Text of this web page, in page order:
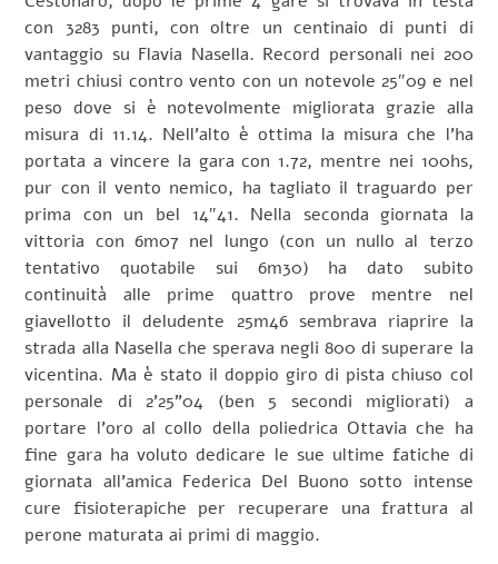
con 3283 punti, con oltre un centinaio di punti di
vantaggio su Flavia Nasella. Record personali nei 200
metri chiusi contro vento con un notevole 25″09 e nel
peso dove si è notevolmente migliorata grazie alla
misura di 11.14. Nell’alto è ottima la misura che l’ha
portata a vincere la gara con 1.72, mentre nei 100hs,
pur con il vento nemico, ha tagliato il traguardo per
prima con un bel 14″41. Nella seconda giornata la
vittoria con 6m07 nel lungo (con un nullo al terzo
tentativo quotabile sui 6m30) ha dato subito
continuità alle prime quattro prove mentre nel
giavellotto il deludente 25m46 sembrava riaprire la
strada alla Nasella che sperava negli 800 di superare la
vicentina. Ma è stato il doppio giro di pista chiuso col
personale di 2’25”04 (ben 5 secondi migliorati) a
portare l’oro al collo della poliedrica Ottavia che ha
fine gara ha voluto dedicare le sue ultime fatiche di
giornata all’amica Federica Del Buono sotto intense
cure fisioterapiche per recuperare una frattura al
perone maturata ai primi di maggio.